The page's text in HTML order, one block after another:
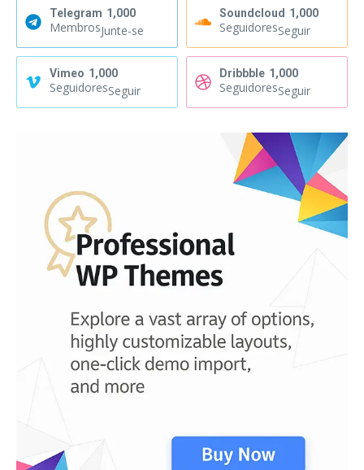
Telegram 1,000
MembrosJunte-se
Soundcloud 1,000
SeguidoresSeguir
Vimeo 1,000
SeguidoresSeguir
Dribbble 1,000
SeguidoresSeguir